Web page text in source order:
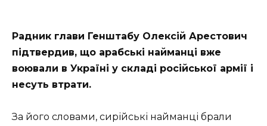
Радник глави Генштабу Олексій Арестович
підтвердив, що арабські найманці вже
воювали в Україні у складі російської армії і
несуть втрати.
За його словами, сирійські найманці брали